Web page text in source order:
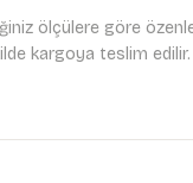
ölçülere göre
kargoya teslim edilir.